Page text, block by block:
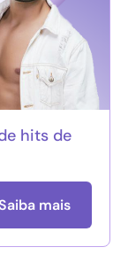
hits de
Saiba mais